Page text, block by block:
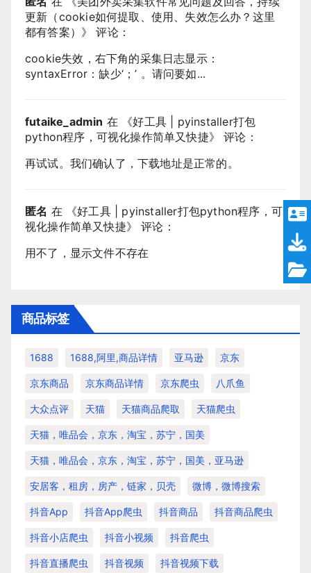
更新（cookie如何提取、使用、失效怎么办？这里
都有答案） 》 评论：
cookie失效，右下角的采集日志显示：
syntaxError：缺少‘；’ 。请问要如...
futaike_admin 在 《好工具 | pyinstaller打包
python程序，可视化操作简单又快捷》 评论：
再试试。我们确认了，下载地址是正常的。
匿名 在 《好工具 | pyinstaller打包python程序，可
视化操作简单又快捷》 评论：
用不了，显示文件不存在
商品标签
1688 1688,阿里,商品详情 亚马逊 京东
京东商品 京东商品详情 京东爬虫 八爪鱼
大众点评 天猫 天猫商品爬取 天猫爬虫
天猫，唯品会，京东，淘宝，苏宁，国美
天猫，唯品会，京东，淘宝，苏宁，国美，亚马逊
安居客，租房，房产，链家，贝壳 微博，微博搜索
抖音app 抖音app爬虫 抖音商品 抖音商品爬虫
抖音小店爬虫 抖音小视频 抖音爬虫
抖音直播爬虫 抖音视频 抖音视频下载